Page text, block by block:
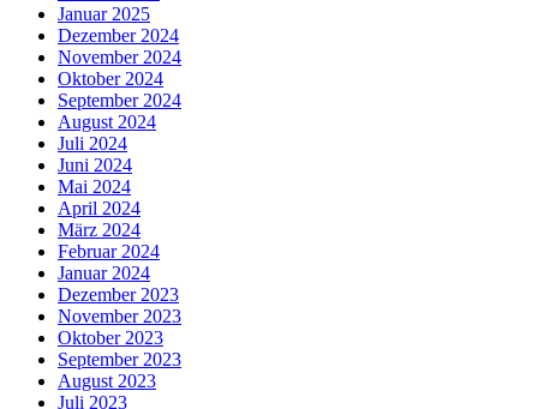
Januar 2025
Dezember 2024
November 2024
Oktober 2024
September 2024
August 2024
Juli 2024
Juni 2024
Mai 2024
April 2024
März 2024
Februar 2024
Januar 2024
Dezember 2023
November 2023
Oktober 2023
September 2023
August 2023
Juli 2023